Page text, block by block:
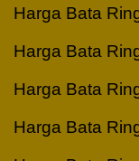
Harga Bata
Harga Bata
Harga Bata
Harga Bata